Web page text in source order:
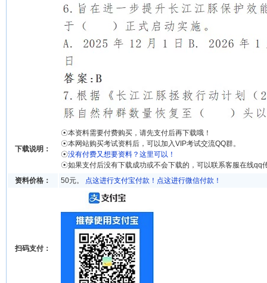
下载说明：
☉本资料需要付费购买，请先支付后再下载哦！
☉本网站购买考试资料后，可以加入VIP考试交流QQ群。
☉没有付费又想要资料？这里可以！
☉如果支付后没有下载成功或不会下载的，可以联系客服在线qq
资料价格：
50元。 点这进行支付宝付款！ 点这进行微信付款！
扫码支付：